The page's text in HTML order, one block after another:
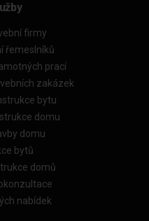
firmy
řemeslníků
prací
zakázek
bytu
domu
domu
bytů
domů
nabídek